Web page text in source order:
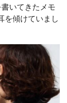
いてきたメモ
を傾けていまし